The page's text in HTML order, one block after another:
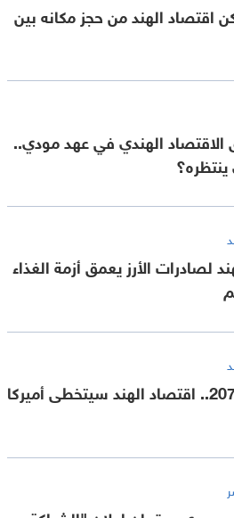
اقتصاد الهند من حجز مكانه بين
الاقتصاد الهندي في عهد مودي..
لصادرات الأرز يعمق أزمة الغذاء